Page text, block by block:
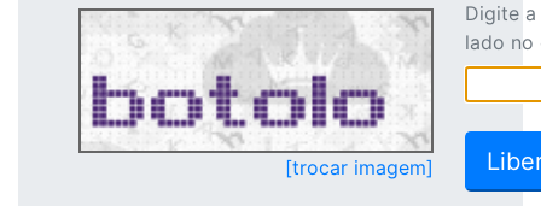
[trocar imagem]
Digite
lado no